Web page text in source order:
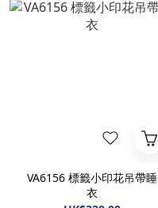
VA6156 標籤小印花吊帶睡
衣